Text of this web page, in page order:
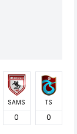
SAMS
0
TS
0